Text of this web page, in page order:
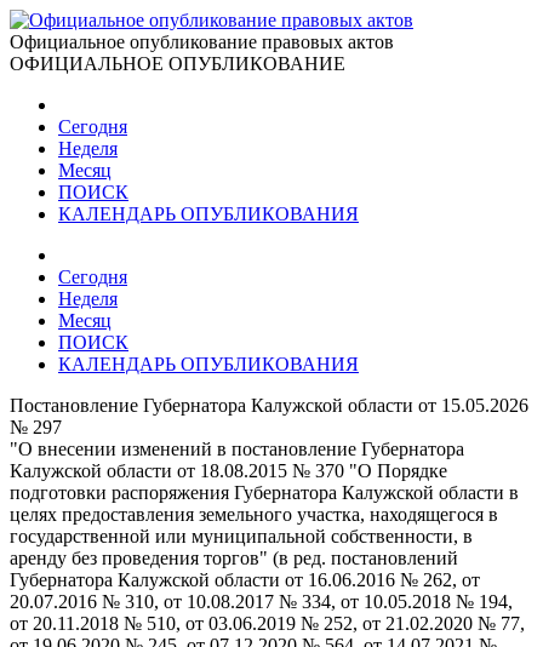
Официальное опубликование правовых актов
ОФИЦИАЛЬНОЕ ОПУБЛИКОВАНИЕ
Сегодня
Неделя
Месяц
ПОИСК
КАЛЕНДАРЬ ОПУБЛИКОВАНИЯ
Сегодня
Неделя
Месяц
ПОИСК
КАЛЕНДАРЬ ОПУБЛИКОВАНИЯ
Постановление Губернатора Калужской области от 15.05.2026
№ 297
"О внесении изменений в постановление Губернатора
Калужской области от 18.08.2015 № 370 "О Порядке
подготовки распоряжения Губернатора Калужской области в
целях предоставления земельного участка, находящегося в
государственной или муниципальной собственности, в
аренду без проведения торгов" (в ред. постановлений
Губернатора Калужской области от 16.06.2016 № 262, от
20.07.2016 № 310, от 10.08.2017 № 334, от 10.05.2018 № 194,
от 20.11.2018 № 510, от 03.06.2019 № 252, от 21.02.2020 № 77,